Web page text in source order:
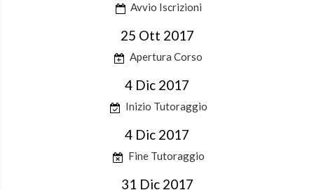
Avvio Iscrizioni
25 Ott 2017
Apertura Corso
4 Dic 2017
Inizio Tutoraggio
4 Dic 2017
Fine Tutoraggio
31 Dic 2017